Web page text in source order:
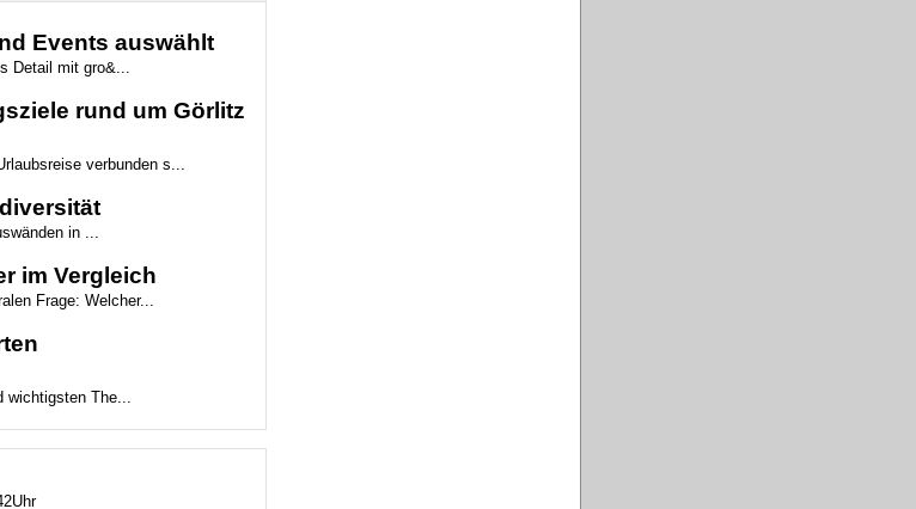
Events auswählt
Detail mit gro&...
rund um Görlitz
verbunden s...
in ...
im Vergleich
Frage: Welcher...
wichtigsten The...